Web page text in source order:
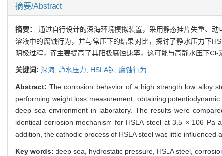
摘要/Abstract
摘要：通过自行设计的深海环境模拟装置，采用静态挂片失重、
溶液中的腐蚀行为，并与常压下的结果对比，探讨了静水压力下
阴极过程，而主要提高了其阳极腐蚀速率，这可能与高静水压下Cl-
关键词: 深海, 静水压力, HSLA钢, 腐蚀行为
Abstract:The corrosion behavior of a high strength low alloy
performing weight loss measurement, obtaining
deep sea environment in laboratory. The results were
identical corrosion mechanism for HSLA steel at 3.5 × 106
addition, the cathodic process of HSLA steel was little
Key words: deep sea, hydrostatic pressure, HSLA steel,